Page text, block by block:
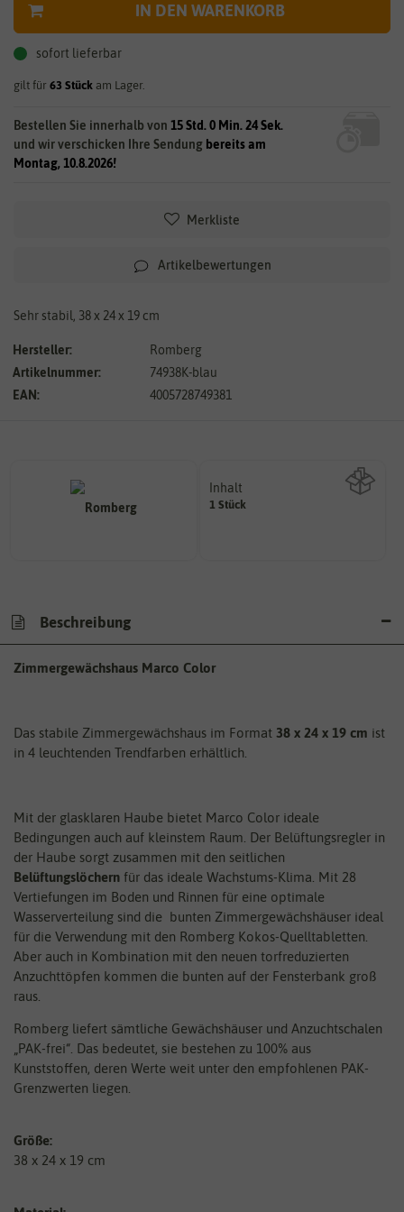
IN DEN WARENKORB
sofort lieferbar
gilt für 63 Stück am Lager.
Bestellen Sie innerhalb von 15 Std. 0 Min. 24 Sek.
und wir verschicken Ihre Sendung bereits am
Montag, 10.8.2026!
Merkliste
Artikelbewertungen
Sehr stabil, 38 x 24 x 19 cm
Hersteller:
Romberg
Artikelnummer:
74938K-blau
EAN:
4005728749381
Inhalt
1 StückWie viel ist enthalten
Beschreibung
Zimmergewächshaus Marco Color
Das stabile Zimmergewächshaus im Format 38 x 24 x 19 cm ist
in 4 leuchtenden Trendfarben erhältlich.
Mit der glasklaren Haube bietet Marco Color ideale
Bedingungen auch auf kleinstem Raum. Der Belüftungsregler in
der Haube sorgt zusammen mit den seitlichen
Belüftungslöchern für das ideale Wachstums-Klima. Mit 28
Vertiefungen im Boden und Rinnen für eine optimale
Wasserverteilung sind die bunten Zimmergewächshäuser ideal
für die Verwendung mit den Romberg Kokos-Quelltabletten.
Aber auch in Kombination mit den neuen torfreduzierten
Anzuchttöpfen kommen die bunten auf der Fensterbank groß
raus.
Romberg liefert sämtliche Gewächshäuser und Anzuchtschalen
„PAK-frei“. Das bedeutet, sie bestehen zu 100% aus
Kunststoffen, deren Werte weit unter den empfohlenen PAK-
Grenzwerten liegen.
Größe:
38 x 24 x 19 cm